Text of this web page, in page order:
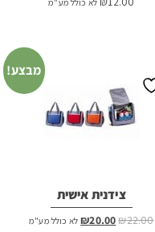
מבצע!
צידנית אישית
₪22.00
המחיר₪20.00 המחיר
לא כולל מע"מ